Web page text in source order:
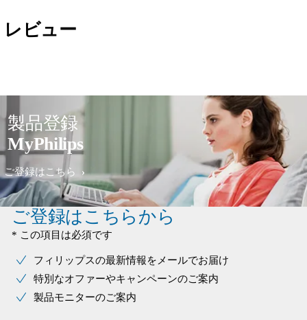
レビュー
製品登録
MyPhilips
ご登録はこちら
ご登録はこちらから
* この項目は必須です
フィリップスの最新情報をメールでお届け
特別なオファーやキャンペーンのご案内
製品モニターのご案内